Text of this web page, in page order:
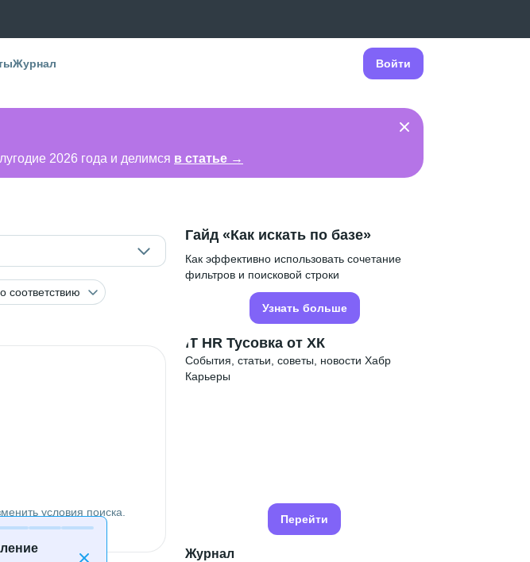
Журнал Войти
2026 года и делимся в статье →
соответствию
условия поиска.
Гайд «Как искать по базе»
Как эффективно использовать сочетание
фильтров и поисковой строки
Узнать больше
IT HR Тусовка от ХК
События, статьи, советы, новости Хабр
Карьеры
Перейти
Журнал